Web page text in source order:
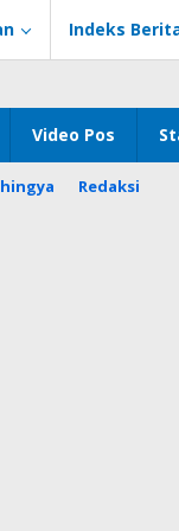
Indeks
Video Pos
Redaksi